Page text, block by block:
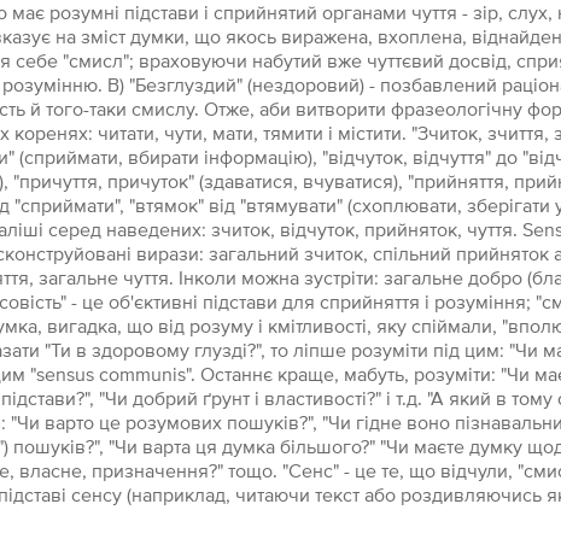
має розумні підстави і сприйнятий органами чуття - зір,
на зміст думки, що якось виражена, вхоплена,
себе "смисл"; враховуючи набутий вже чуттєвий досвід,
В) "Безглуздий" (нездоровий) - позбавлений
й того-таки смислу. Отже, аби витворити фразеологічну
коренях: читати, чути, мати, тямити і містити. "Зчиток, зчиття,
(сприймати, вбирати інформацію), "відчуток, відчуття" до
"причуття, причуток" (здаватися, вчуватися), "прийняття,
"сприймати", "втямок" від "втямувати" (схоплювати, зберігати
серед наведених: зчиток, відчуток, прийняток, чуття.
вирази: загальний зчиток, спільний прийняток
загальне чуття. Інколи можна зустріти: загальне добро
- це об'єктивні підстави для сприйняття і розуміння;
вигадка, що від розуму і кмітливості, яку спіймали,
"Ти в здоровому глузді?", то ліпше розуміти під цим: "Чи
"sensus communis". Останнє краще, мабуть, розуміти: "Чи
"Чи добрий ґрунт і властивості?" і т.д. "А який в
"Чи варто це розумових пошуків?", "Чи гідне воно
пошуків?", "Чи варта ця думка більшого?" "Чи маєте думку
власне, призначення?" тощо. "Сенс" - це те, що відчули,
сенсу (наприклад, читаючи текст або роздивляючись